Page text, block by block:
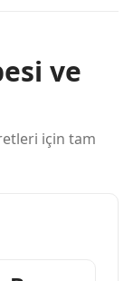
ve
için tam